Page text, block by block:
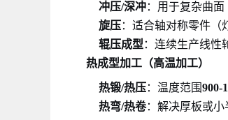
冲压/深冲：用于复杂曲
旋压：适合轴对称零件（
辊压成型 ：连续生产线性
热成型加工（高温加工）
热锻/热压：温度范围900-
热弯/热卷：解决厚板或小